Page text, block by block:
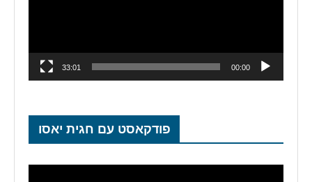
00:00
33:01
פודקאסט עם חגית יאסו